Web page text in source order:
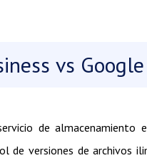
vs
de almacenamiento
de versiones de archivos